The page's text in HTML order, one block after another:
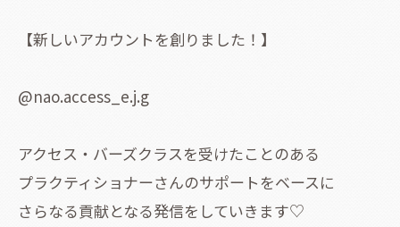
【新しいアカウントを創りました！】
@nao.access_e.j.g
アクセス・バーズクラスを受けたことのある
プラクティショナーさんのサポートをベースに
さらなる貢献となる発信をしていきます♡